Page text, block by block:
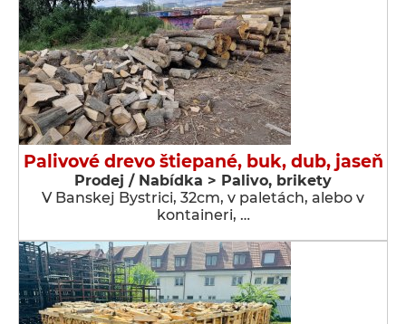
Palivové drevo štiepané, buk, dub, jaseň
Prodej / Nabídka > Palivo, brikety
V Banskej Bystrici, 32cm, v paletách, alebo v
kontaineri, …